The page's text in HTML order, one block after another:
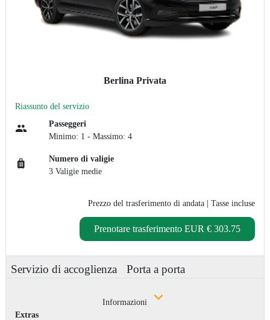
Berlina Privata
Riassunto del servizio
Passeggeri
Minimo: 1 - Massimo: 4
Numero di valigie
3 Valigie medie
Prezzo del trasferimento di andata | Tasse incluse
Prenotare trasferimento EUR € 303.75
Servizio di accoglienza Porta a porta
Informazioni
Extras